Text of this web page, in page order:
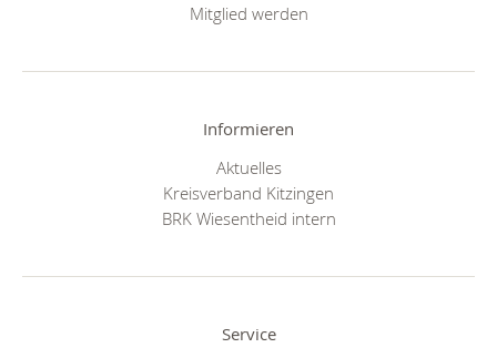
Mitglied werden
Informieren
Aktuelles
Kreisverband Kitzingen
BRK Wiesentheid intern
Service